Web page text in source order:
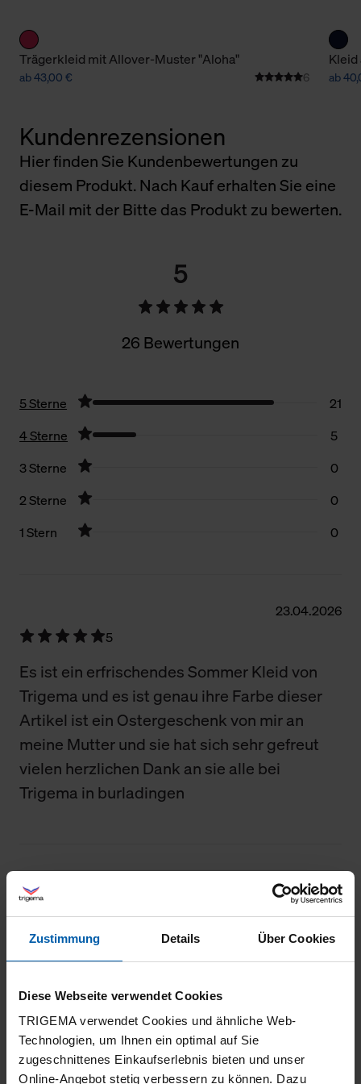
Zustimmung Details Über Cookies
Diese Webseite verwendet Cookies
TRIGEMA verwendet Cookies und ähnliche Web-
Technologien, um Ihnen ein optimal auf Sie
zugeschnittenes Einkaufserlebnis bieten und unser
Online-Angebot stetig verbessern zu können. Dazu
Trägerkleid mit Allover-Muster "Aloha"
ab 43,00 € 6 ab
Kundenrezensionen
Hier finden Sie Kundenbewertungen zu
diesem Produkt. Nach Kauf erhalten Sie eine
E-Mail mit der Bitte das Produkt zu bewerten.
5
26 Bewertungen
5 Sterne
21
4 Sterne
5
3 Sterne
0
2 Sterne
0
1 Stern
0
23.04.2026
5
Es ist ein erfrischendes Sommer Kleid von
Trigema und es ist genau ihre Farbe dieser
Artikel ist ein Ostergeschenk von mir an
meine Mutter und sie hat sich sehr gefreut
vielen herzlichen Dank an sie alle bei
Trigema in burladingen
09.07.2025
Super
03.07.2025
5